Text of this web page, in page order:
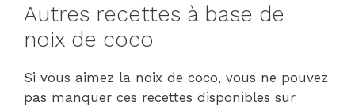
Autres recettes à base de
noix de coco
Si vous aimez la noix de coco, vous ne pouvez
pas manquer ces recettes disponibles sur